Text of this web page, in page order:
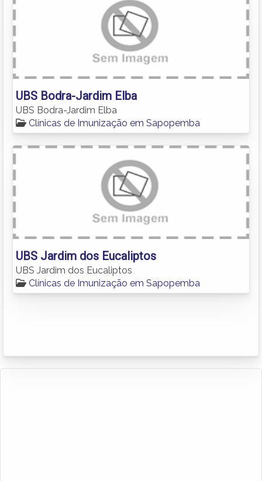
UBS Bodra-Jardim Elba
UBS Bodra-Jardim Elba
Clínicas de Imunização em Sapopemba
UBS Jardim dos Eucaliptos
UBS Jardim dos Eucaliptos
Clínicas de Imunização em Sapopemba